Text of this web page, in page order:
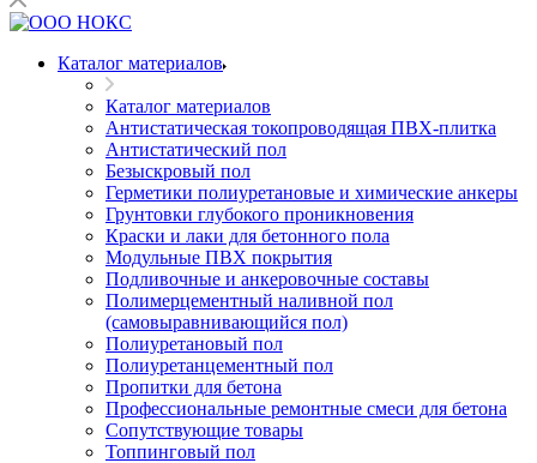
Каталог материалов
Каталог материалов
Антистатическая токопроводящая ПВХ-плитка
Антистатический пол
Безыскровый пол
Герметики полиуретановые и химические анкеры
Грунтовки глубокого проникновения
Краски и лаки для бетонного пола
Модульные ПВХ покрытия
Подливочные и анкеровочные составы
Полимерцементный наливной пол
(самовыравнивающийся пол)
Полиуретановый пол
Полиуретанцементный пол
Пропитки для бетона
Профессиональные ремонтные смеси для бетона
Сопутствующие товары
Топпинговый пол